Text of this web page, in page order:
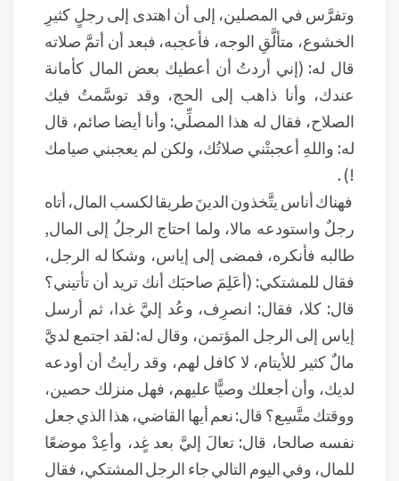
وتفرَّس في المصلين، إلى أن اهتدى إلى رجلٍ كثيرِ
الخشوع، متألَّقِ الوجه، فأعجبه، فبعد أن أتمَّ صلاته
قال له: (إني أردتُ أن أعطيك بعض المال كأمانة
عندك، وأنا ذاهب إلى الحج، وقد توسَّمتُ فيك
الصلاح، فقال له هذا المصلِّي: وأنا أيضا صائم، قال
له: واللهِ أعجبتْني صلاتُك، ولكن لم يعجبني صيامك
!) .
فهناك أناس يتَّخذون الدينَ طريقا لكسب المال، أتاه
رجلٌ واستودعه مالا، ولما احتاج الرجلُ إلى المال,
طالبه فأنكره، فمضى إلى إياس، وشكا له الرجل،
فقال للمشتكي: (أعَلِمَ صاحبَك أنك تريد أن تأتيني؟
قال: كلا، فقال: انصرِف، وعُد إليَّ غدا، ثم أرسل
إياس إلى الرجل المؤتمن، وقال له: لقد اجتمع لديَّ
مالٌ كثير للأيتام، لا كافل لهم، وقد رأيتُ أن أودعه
لديك، وأن أجعلك وصيًّا عليهم، فهل منزلك حصين،
ووقتك متَّسِع؟ قال: نعم أيها القاضي، هذا الذي جعل
نفسه صالحا، قال: تعالَ إليَّ بعد غٍد، وأعِدْ موضعًا
للمال، وفي اليوم التالي جاء الرجل المشتكي، فقال